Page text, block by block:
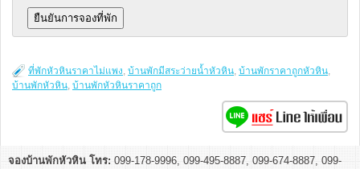
ที่พักหัวหินราคาไม่แพง บ้านพักมีสระว่ายน้ำหัวหิน บ้านพักราคาถูกหัวหิน
บ้านพักหัวหิน บ้านพักหัวหินราคาถูก
จองบ้านพักหัวหิน โทร: 099-178-9996, 099-495-8887, 099-674-8887, 099-